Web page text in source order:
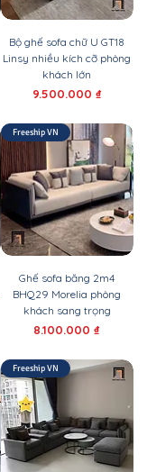
Bộ ghế sofa chữ U GT18
Linsy nhiều kích cỡ phòng
khách lớn
Giá
9.500.000 ₫
Freeship VN
Ghế sofa băng 2m4
BHQ29 Morelia phòng
khách sang trọng
Giá
8.100.000 ₫
Freeship VN